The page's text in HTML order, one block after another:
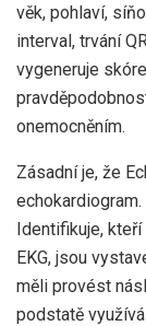
věk, pohlaví,
interval, trvání
vygeneruje
onemocněním.
Zásadní je, že
Identifikuje,
EKG, jsou
měli provést
podstatě